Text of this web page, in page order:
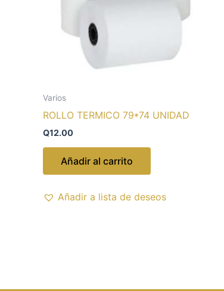
Varios
ROLLO TERMICO 79*74 UNIDAD
Q12.00
Añadir al carrito
Añadir a lista de deseos